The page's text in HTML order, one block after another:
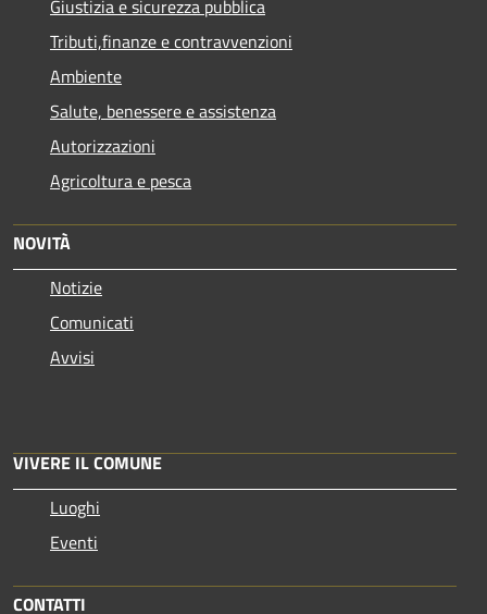
Giustizia e sicurezza pubblica
Tributi,finanze e contravvenzioni
Ambiente
Salute, benessere e assistenza
Autorizzazioni
Agricoltura e pesca
NOVITÀ
Notizie
Comunicati
Avvisi
VIVERE IL COMUNE
Luoghi
Eventi
CONTATTI